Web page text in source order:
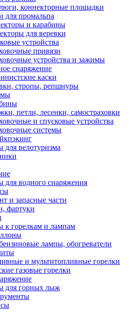
коннекторные площадки
для промальпа
и карабины
для веревки
устройства
привязи
устройства и зажимы
снаряжение
каски
стропы, репшнуры
петли, лесенки, самостраховки
и спусковые устройства
системы
для велотуризма
для водного снаряжения
и запасные части
фартуки
к горелкам и лампам
лампы, обогреватели
и мультитопливные горелки
газовые горелки
для горных лыж